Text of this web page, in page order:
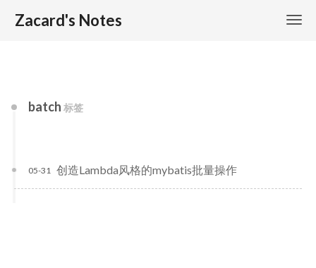
Zacard's Notes
batch 标签
创造Lambda风格的mybatis批量操作
05-31